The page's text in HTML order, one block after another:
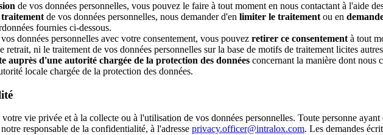
de vos données personnelles, vous pouvez le faire à tout moment en nous contactant à l'aide
traitement de vos données personnelles, nous demander d'en limiter le traitement ou en
fournies ci-dessous.
données personnelles avec votre consentement, vous pouvez retirer ce consentement à tout
ni le traitement de vos données personnelles sur la base de motifs de traitement licites
auprès d'une autorité chargée de la protection des données concernant la manière dont nous
locale chargée de la protection des données.
vie privée et à la collecte ou à l'utilisation de vos données personnelles. Toute personne
responsable de la confidentialité, à l'adresse privacy.officer@intralox.com. Les demandes